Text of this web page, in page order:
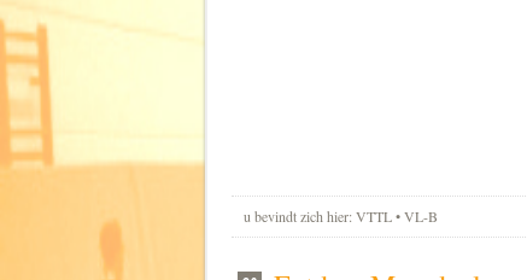
u bevindt zich hier: VTTL • VL-B